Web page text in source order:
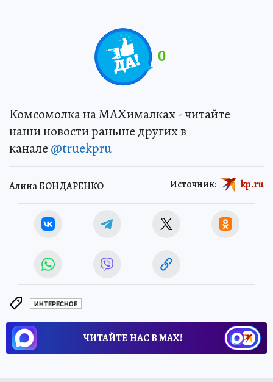
0
Комсомолка на MAXималках - читайте
наши новости раньше других в
канале @truekpru
Алина БОНДАРЕНКО Источник: kp.ru
ИНТЕРЕСНОЕ
ЧИТАЙТЕ НАС В МАХ!